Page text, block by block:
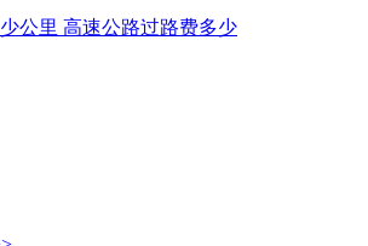
公里 高速公路过路费多少